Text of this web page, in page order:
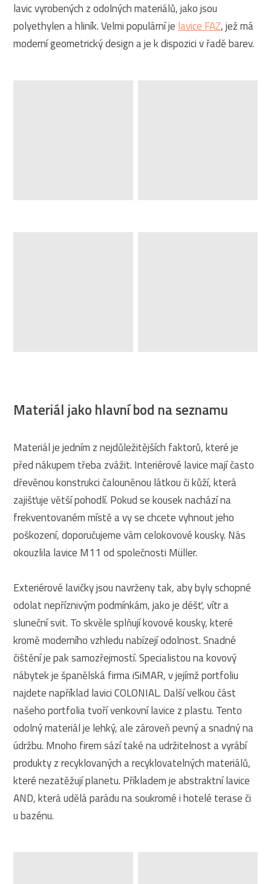
lavic vyrobených z odolných materiálů, jako jsou
polyethylen a hliník. Velmi populární jelavice FAZ, jež má
moderní geometrický design a je k dispozici v řadě barev.
Materiál jako hlavní bod na seznamu
Materiál je jedním z nejdůležitějších faktorů, které je
před nákupem třeba zvážit. Interiérové lavice mají často
dřevěnou konstrukci čalouněnou látkou či kůží, která
zajišťuje větší pohodlí. Pokud se kousek nachází na
frekventovaném místě a vy se chcete vyhnout jeho
poškození, doporučujeme vám celokovové kousky. Nás
okouzlila lavice M11 od společnosti Müller.
Exteriérové lavičky jsou navrženy tak, aby byly schopné
odolat nepříznivým podmínkám, jako je déšť, vítr a
sluneční svit. To skvěle splňují kovové kousky, které
kromě moderního vzhledu nabízejí odolnost. Snadné
čištění je pak samozřejmostí. Specialistou na kovový
nábytek je španělská firma iSiMAR, v jejímž portfoliu
najdete například lavici COLONIAL. Další velkou část
našeho portfolia tvoří venkovní lavice z plastu. Tento
odolný materiál je lehký, ale zároveň pevný a snadný na
údržbu. Mnoho firem sází také na udržitelnost a vyrábí
produkty z recyklovaných a recyklovatelných materiálů,
které nezatěžují planetu. Příkladem je abstraktní lavice
AND, která udělá parádu na soukromé i hotelé terase či
u bazénu.